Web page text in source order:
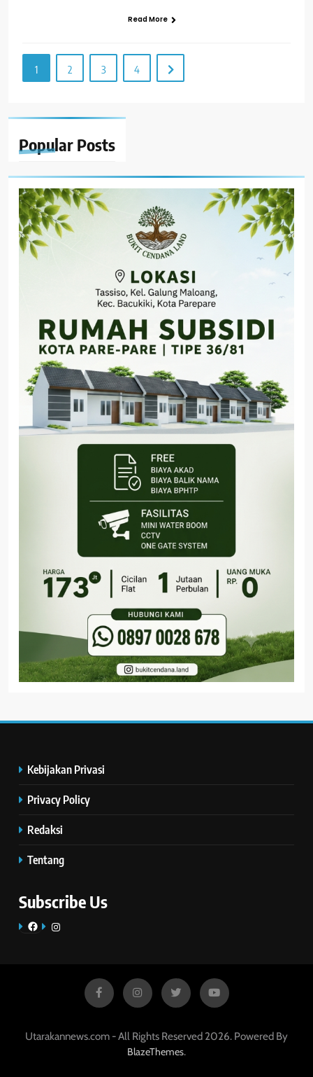
Popular Posts
Read More
1 2 3 4
Kebijakan Privasi
Privacy Policy
Redaksi
Tentang
Subscribe Us
FacebookInstagram
Utarakannews.com - All Rights Reserved 2026. Powered By
BlazeThemes.